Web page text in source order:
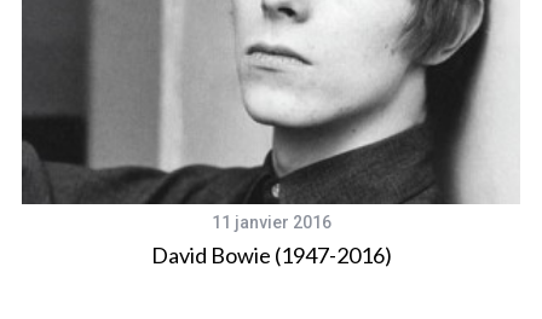
11 janvier 2016
David Bowie (1947-2016)
a
c